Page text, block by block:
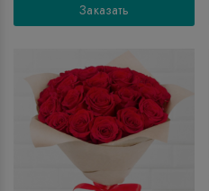
Заказать